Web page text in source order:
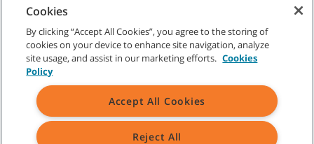
©2026Tennant Company. Todos os direitos reservados.
Mapa do site
Termos de
venda
Todos os logotipos e marcas registradas mencionados são
Cookies
By clicking “Accept All Cookies”, you agree to the storing of
cookies on your device to enhance site navigation, analyze
site usage, and assist in our marketing efforts. Cookies
Policy
Accept All Cookies
Reject All